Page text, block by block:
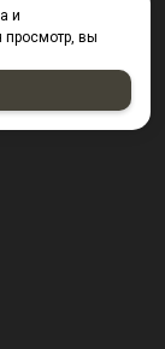
и
просмотр, вы